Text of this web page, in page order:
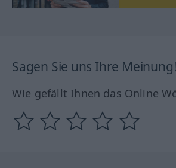
Sagen Sie uns Ihre
Wie gefällt Ihnen das Online